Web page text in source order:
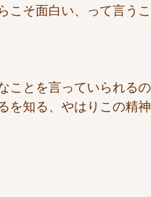
そ面白い、って言う
ことを言っていられる
を知る、やはりこの精